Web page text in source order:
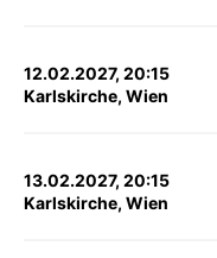
12.02.2027, 20:15
Karlskirche, Wien
13.02.2027, 20:15
Karlskirche, Wien